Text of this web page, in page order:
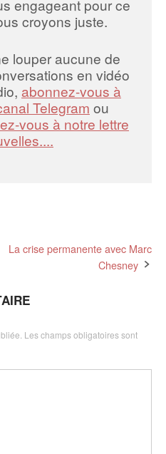
engageant pour ce
croyons juste.
louper aucune de
en vidéo
abonnez-vous à
Telegram ou
vous à notre lettre
La crise permanente avec Marc
Chesney
Les champs obligatoires sont